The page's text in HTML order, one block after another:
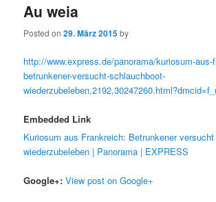
Au weia
Posted on29. März 2015by
http://www.express.de/panorama/kuriosum-aus-
betrunkener-versucht-schlauchboot-
Embedded Link
Kuriosum aus Frankreich: Betrunkener
wiederzubeleben | Panorama | EXPRESS
Google+: View post on Google+